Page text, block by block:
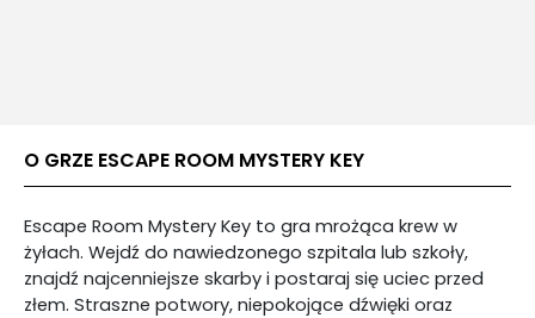
O GRZE ESCAPE ROOM MYSTERY KEY
Escape Room Mystery Key to gra mrożąca krew w
żyłach. Wejdź do nawiedzonego szpitala lub szkoły,
znajdź najcenniejsze skarby i postaraj się uciec przed
złem. Straszne potwory, niepokojące dźwięki oraz